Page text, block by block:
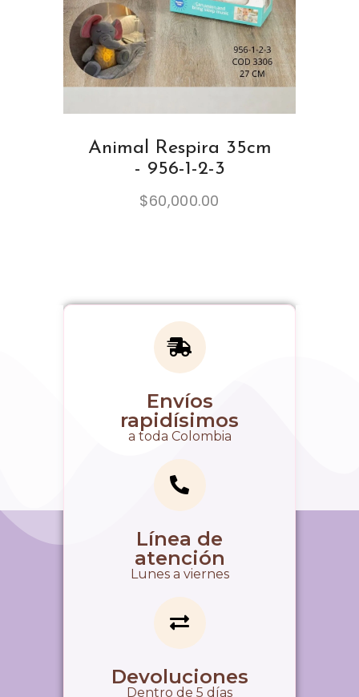
Animal Respira 35cm
- 956-1-2-3
$60,000.00
Envíos
rapidísimos
a toda Colombia
Línea de
atención
Lunes a viernes
Devoluciones
Dentro de 5 días